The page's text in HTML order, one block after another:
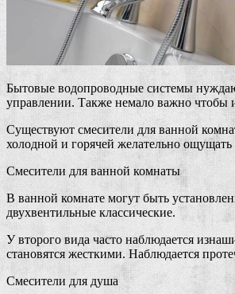
Бытовые водопроводные системы
управлении. Также немало важно чтобы
Существуют смесители для ванной
холодной и горячей желательно
Смесители для ванной комнаты
В ванной комнате могут быть
двухвентильные классические.
У второго вида часто наблюдается
становятся жесткими. Наблюдается
Смесители для душа